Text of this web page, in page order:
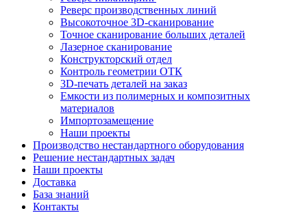
Реверс производственных линий
Высокоточное 3D-сканирование
Точное сканирование больших деталей
Лазерное сканирование
Конструкторский отдел
Контроль геометрии ОТК
3D-печать деталей на заказ
Емкости из полимерных и композитных
материалов
Импортозамещение
Наши проекты
Производство нестандартного оборудования
Решение нестандартных задач
Наши проекты
Доставка
База знаний
Контакты